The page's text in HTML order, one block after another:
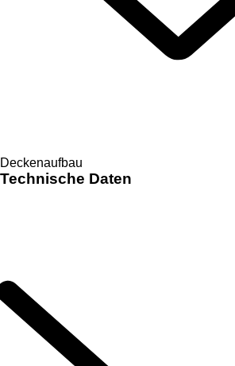
Deckenaufbau
Technische Daten